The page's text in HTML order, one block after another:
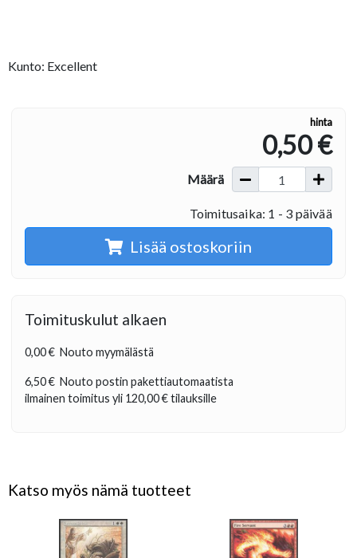
Kunto: Excellent
hinta
0,50 €
Määrä
Toimitusaika: 1 - 3 päivää
Lisää ostoskoriin
Toimituskulut alkaen
0,00 € Nouto myymälästä
6,50 € Nouto postin pakettiautomaatista
ilmainen toimitus yli 120,00 €tilauksille
Katso myös nämä tuotteet